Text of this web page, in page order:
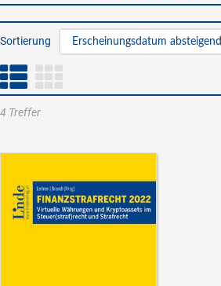
Sortierung Erscheinungsdatum absteigend
4 Treffer